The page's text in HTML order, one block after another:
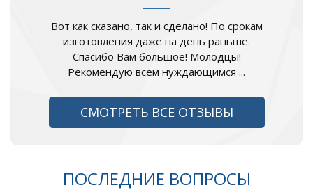
Вот как сказано, так и сделано! По срокам
изготовления даже на день раньше.
Спасибо Вам большое! Молодцы!
Рекомендую всем нуждающимся ...
СМОТРЕТЬ ВСЕ ОТЗЫВЫ
ПОСЛЕДНИЕ ВОПРОСЫ